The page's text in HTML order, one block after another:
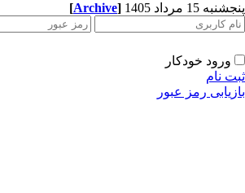
15 مرداد 1405 [Archive]
ورود خودکار
نام
رمز عبور